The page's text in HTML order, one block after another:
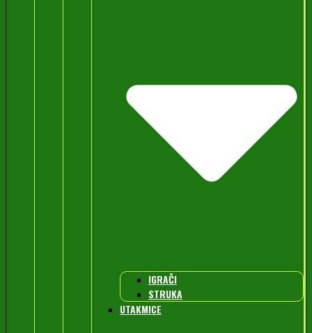
IGRAČI
STRUKA
UTAKMICE